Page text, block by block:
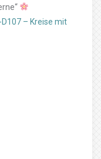
– Kreise mit